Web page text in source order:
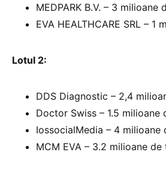
MEDPARK B.V. – 3 milioane
EVA HEALTHCARE SRL – 1
Lotul 2:
DDS Diagnostic – 2,4
Doctor Swiss – 1.5 milioane
IossocialMedia – 4 milioane
MCM EVA – 3.2 milioane de